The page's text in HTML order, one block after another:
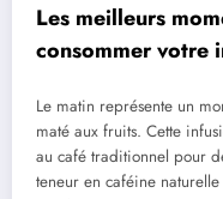
Les meilleurs
consommer votre
Le matin représente un
maté aux fruits. Cette
au café traditionnel pour
teneur en caféine